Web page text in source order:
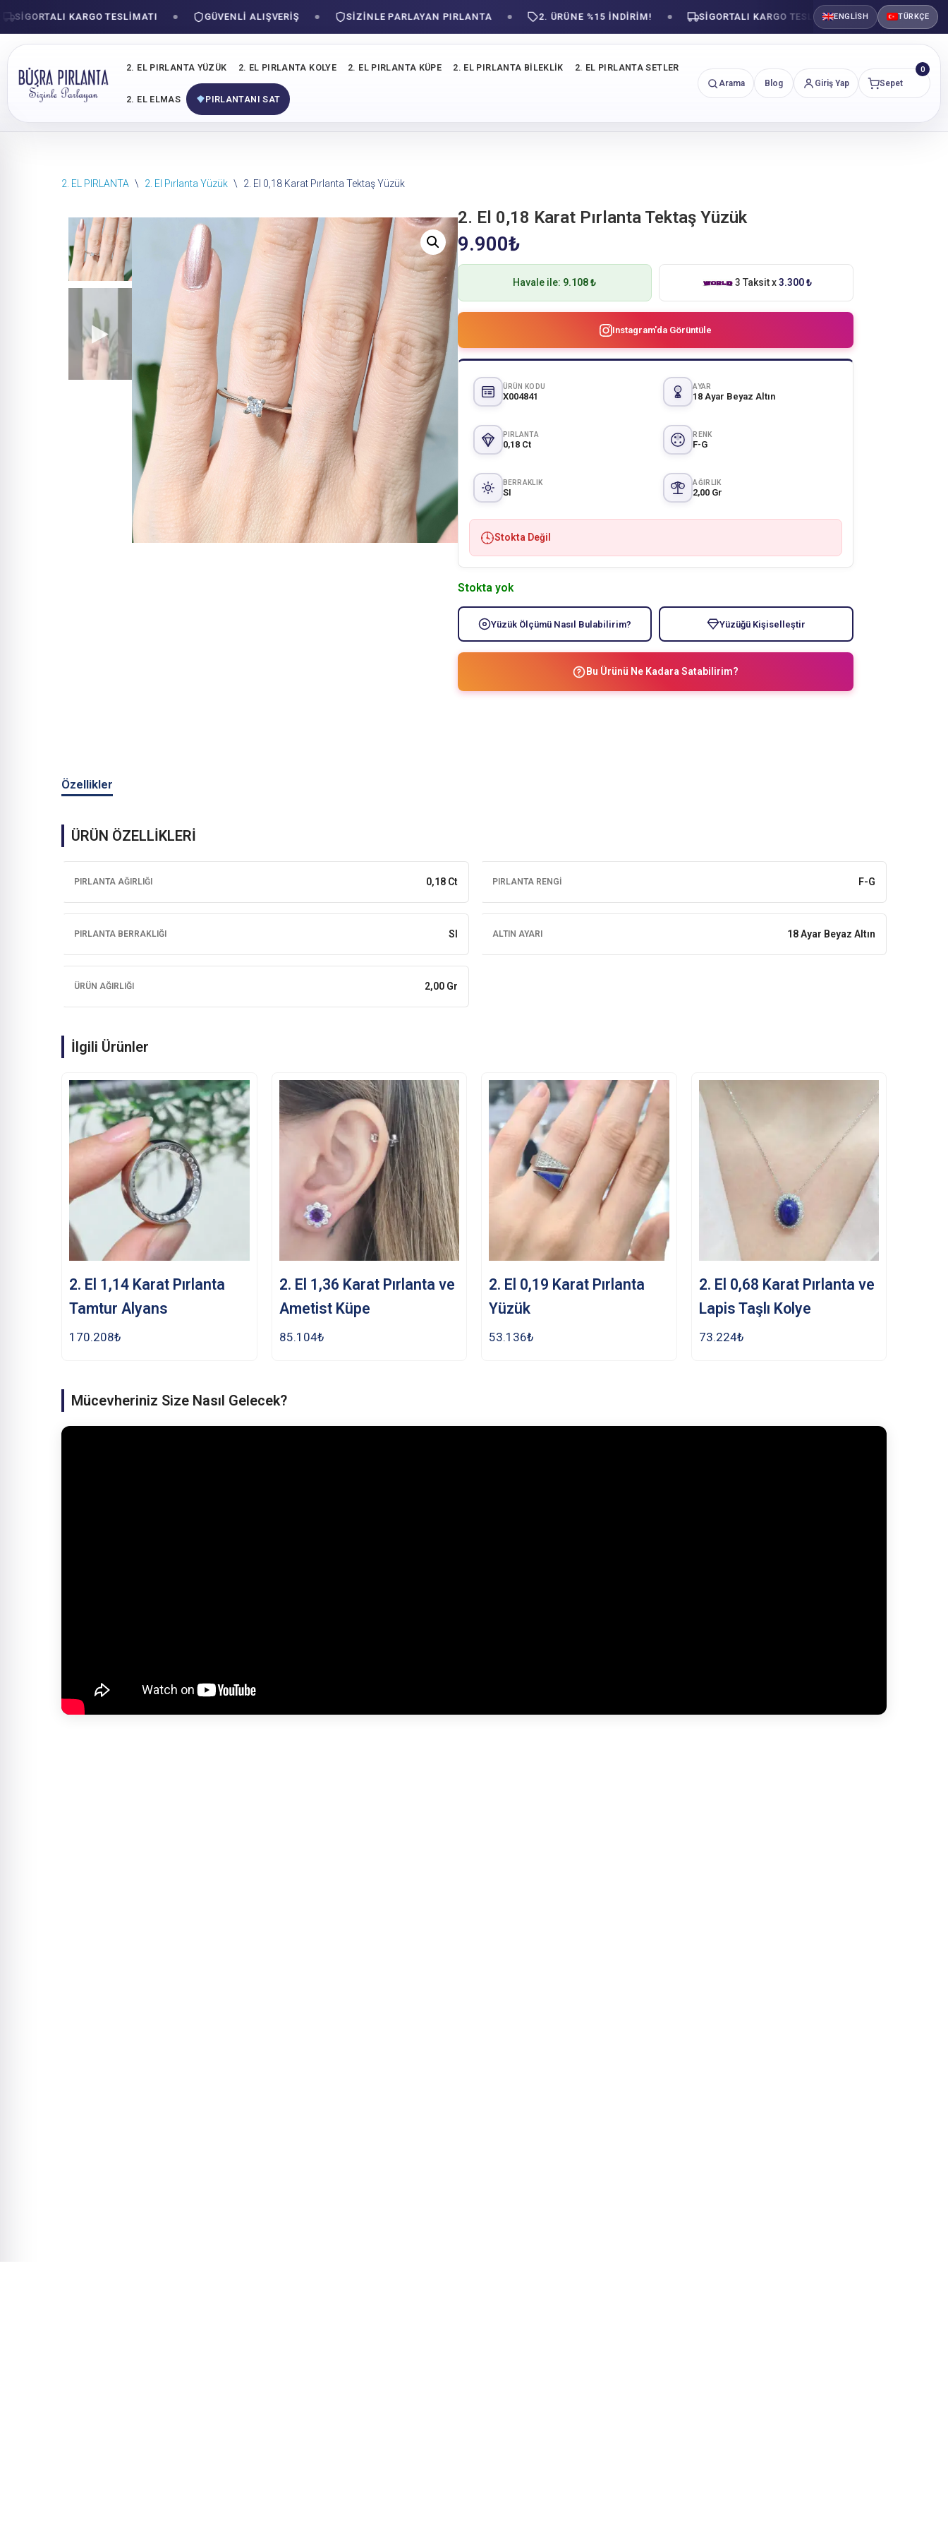
ENGLISH TÜRKÇE
KARGO TESLIMATI GÜVENLI ALIŞVERIŞ SIZINLE PARLAYAN PIRLANTA 2. ÜRÜNE %15 İNDİRİM! SIGORTALI KARGO TESLIMATI GÜVENLI
2. EL PIRLANTA YÜZÜK 2. EL PIRLANTA KOLYE 2. EL PIRLANTA KÜPE 2. EL PIRLANTA BILEKLIK 2. EL PIRLANTA SETLER
2. EL ELMAS PIRLANTANI SAT
Arama Blog Giriş Yap Sepet
0
2. EL PIRLANTA \ 2. El Pırlanta Yüzük \ 2. El 0,18 Karat Pırlanta Tektaş Yüzük
2. El 0,18 Karat Pırlanta Tektaş Yüzük
9.900₺
Havale ile: 9.108 ₺ 3 Taksit x3.300 ₺
Instagram'da Görüntüle
ÜRÜN KODU
X004841
AYAR
18 Ayar Beyaz Altın
PIRLANTA
0,18 Ct
RENK
F-G
BERRAKLIK
SI
AĞIRLIK
2,00 Gr
Stokta Değil
Stokta yok
Yüzük Ölçümü Nasıl Bulabilirim? Yüzüğü Kişiselleştir
Bu Ürünü Ne Kadara Satabilirim?
Özellikler
ÜRÜN ÖZELLİKLERİ
PIRLANTA AĞIRLIĞI 0,18 Ct PIRLANTA RENGI F-G
PIRLANTA BERRAKLIĞI SI ALTIN AYARI 18 Ayar Beyaz Altın
ÜRÜN AĞIRLIĞI 2,00 Gr
İlgili Ürünler
2. El 1,14 Karat Pırlanta
Tamtur Alyans
170.208₺
2. El 1,36 Karat Pırlanta ve
Ametist Küpe
85.104₺
2. El 0,19 Karat Pırlanta
Yüzük
53.136₺
2. El 0,68 Karat Pırlanta ve
Lapis Taşlı Kolye
73.224₺
Mücevheriniz Size Nasıl Gelecek?